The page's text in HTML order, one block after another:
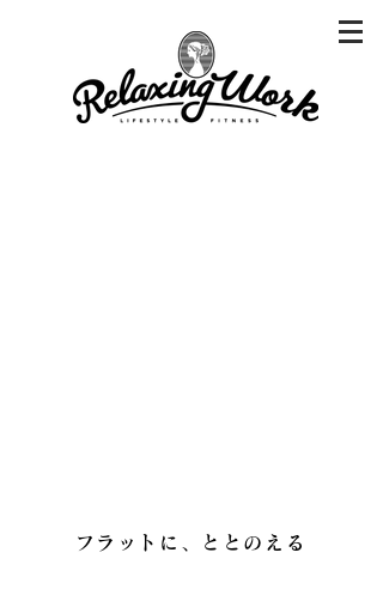
フラットに、ととのえる